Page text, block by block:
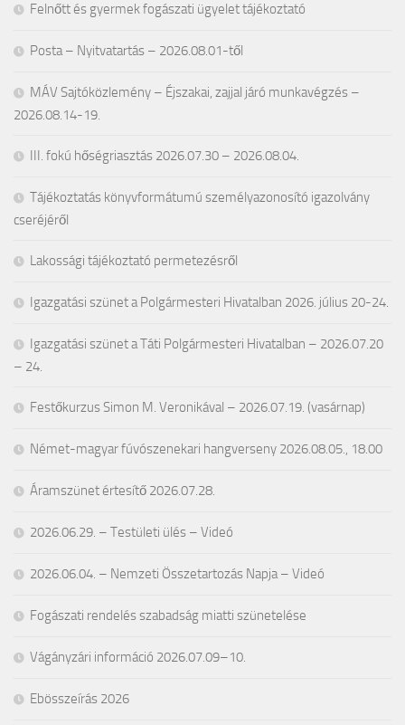
Felnőtt és gyermek fogászati ügyelet tájékoztató
Posta – Nyitvatartás – 2026.08.01-től
MÁV Sajtóközlemény – Éjszakai, zajjal járó munkavégzés –
2026.08.14-19.
III. fokú hőségriasztás 2026.07.30 – 2026.08.04.
Tájékoztatás könyvformátumú személyazonosító igazolvány
cseréjéről
Lakossági tájékoztató permetezésről
Igazgatási szünet a Polgármesteri Hivatalban 2026. július 20-24.
Igazgatási szünet a Táti Polgármesteri Hivatalban – 2026.07.20
– 24.
Festőkurzus Simon M. Veronikával – 2026.07.19. (vasárnap)
Német-magyar fúvószenekari hangverseny 2026.08.05., 18.00
Áramszünet értesítő 2026.07.28.
2026.06.29. – Testületi ülés – Videó
2026.06.04. – Nemzeti Összetartozás Napja – Videó
Fogászati rendelés szabadság miatti szünetelése
Vágányzári információ 2026.07.09–10.
Ebösszeírás 2026